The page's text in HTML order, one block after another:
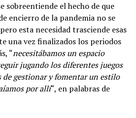
sobreentiende el hecho de que
encierro de la pandemia no se
esta necesidad trasciende esas
una vez finalizados los periodos
“necesitábamos un espacio
jugando los diferentes juegos
de gestionar y fomentar un estilo
por allí“, en palabras de